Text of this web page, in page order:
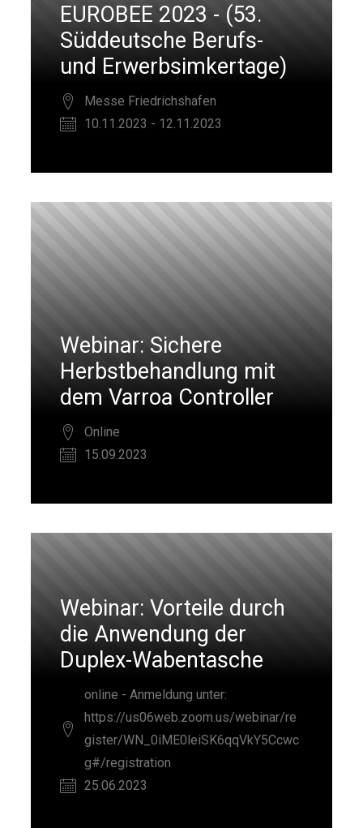
EUROBEE 2023 - (53.
Süddeutsche Berufs-
und Erwerbsimkertage)
Messe Friedrichshafen
10.11.2023 - 12.11.2023
Webinar: Sichere
Herbstbehandlung mit
dem Varroa Controller
Online
15.09.2023
Webinar: Vorteile durch
die Anwendung der
Duplex-Wabentasche
online - Anmeldung unter:
https://us06web.zoom.us/webinar/re
gister/WN_0iME0leiSK6qqVkY5Ccwc
g#/registration
25.06.2023